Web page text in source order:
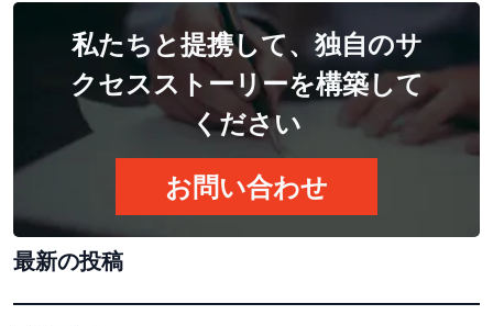
私たちと提携して、独自のサ
クセスストーリーを構築して
ください
お問い合わせ
最新の投稿